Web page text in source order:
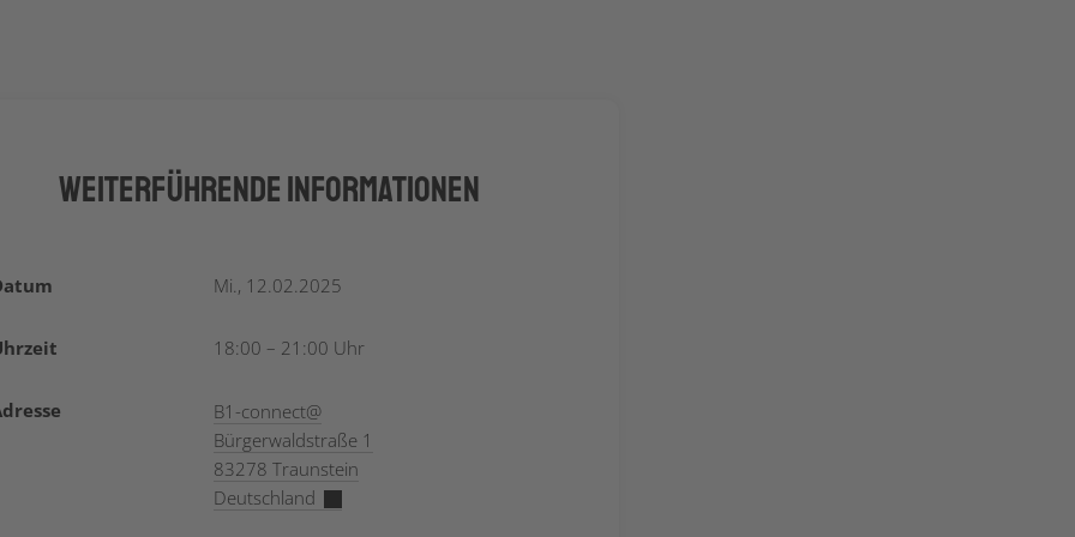
Weiterführende Informationen
Mi., 12.02.2025
18:00 – 21:00 Uhr
B1-connect@
Bürgerwaldstraße 1
83278 Traunstein
Deutschland